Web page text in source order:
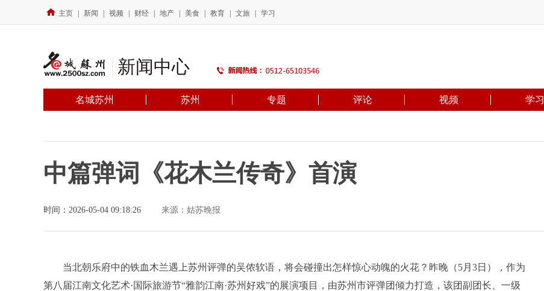
主页 新闻 视频 财经 地产 美食 教育 文旅 学习
新闻中心
名城苏州 苏州 专题 评论 视频 学习
中篇弹词《花木兰传奇》首演
时间：2026-05-04 09:18:26 来源：姑苏晚报
当北朝乐府中的铁血木兰遇上苏州评弹的吴侬软语，将会碰撞出怎样惊心动魄的火花？昨晚（5月3日），作为
第八届江南文化艺术·国际旅游节“雅韵江南·苏州好戏”的展演项目，由苏州市评弹团倾力打造，该团副团长、一级